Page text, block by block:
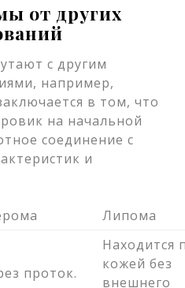
от других
с другим
например,
в том, что
на начальной
соединение с
и
Липома
проток.
Находится
кожей без
внешнего